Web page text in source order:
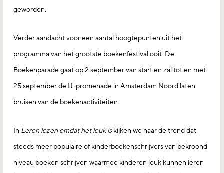
geworden.
Verder aandacht voor een aantal hoogtepunten uit het
programma van het grootste boekenfestival ooit. De
Boekenparade gaat op 2 september van start en zal tot en met
25 september de IJ-promenade in Amsterdam Noord laten
bruisen van de boekenactiviteiten.
In Leren lezen omdat het leuk iskijken we naar de trend dat
steeds meer populaire of kinderboekenschrijvers van bekroond
niveau boeken schrijven waarmee kinderen leuk kunnen leren